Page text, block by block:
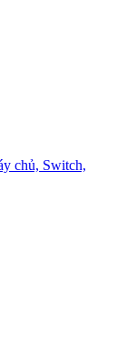
chủ, Switch,